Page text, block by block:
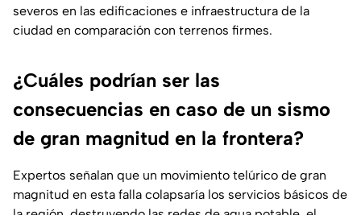
severos en las edificaciones e infraestructura de la
ciudad en comparación con terrenos firmes.
¿Cuáles podrían ser las
consecuencias en caso de un sismo
de gran magnitud en la frontera?
Expertos señalan que un movimiento telúrico de gran
magnitud en esta falla colapsaría los servicios básicos de